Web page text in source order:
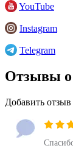
YouTube
Instagram
Telegram
Отзывы о
Добавить отзыв